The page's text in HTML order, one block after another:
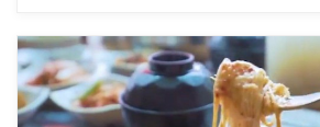
Golden Lotus Healing Spa Land để:
? Bạn sẽ được thư giãn, xả s-tress
gian yên tĩnh.